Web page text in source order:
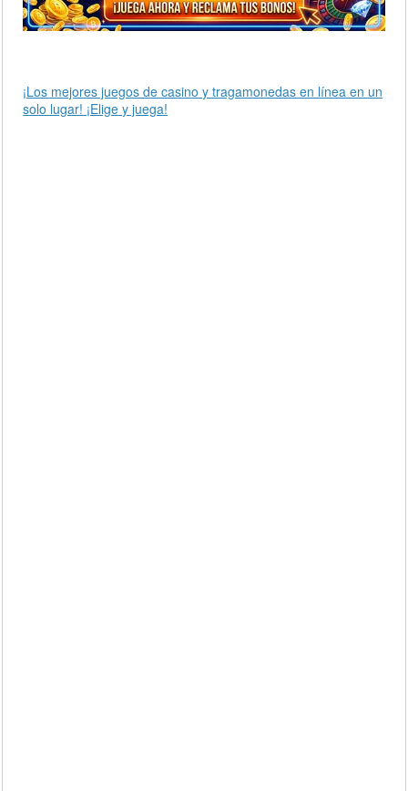
¡Los mejores juegos de casino y tragamonedas en línea en un
solo lugar! ¡Elige y juega!